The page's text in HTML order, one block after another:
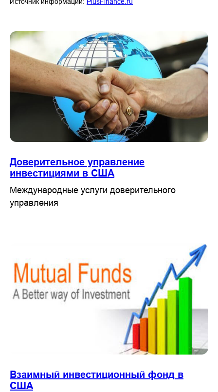
Доверительное управление
инвестициями в США
Международные услуги доверительного
управления
Взаимный инвестиционный фонд в
США